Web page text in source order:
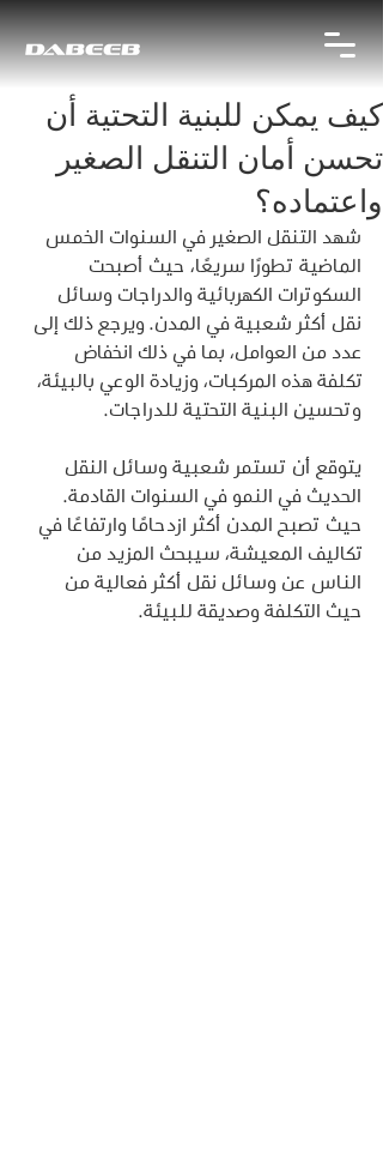
كيف يمكن للبنية التحتية أن
تحسن أمان التنقل الصغير
واعتماده؟
شهد التنقل الصغير في السنوات الخمس
الماضية تطورًا سريعًا، حيث أصبحت
السكوترات الكهربائية والدراجات وسائل
نقل أكثر شعبية في المدن. ويرجع ذلك إلى
عدد من العوامل، بما في ذلك انخفاض
تكلفة هذه المركبات، وزيادة الوعي بالبيئة،
وتحسين البنية التحتية للدراجات.
يتوقع أن تستمر شعبية وسائل النقل
الحديث في النمو في السنوات القادمة.
حيث تصبح المدن أكثر ازدحامًا وارتفاعًا في
تكاليف المعيشة، سيبحث المزيد من
الناس عن وسائل نقل أكثر فعالية من
حيث التكلفة وصديقة للبيئة.